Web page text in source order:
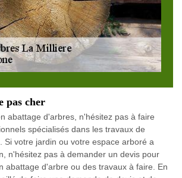
pas cher
abattage d'arbres, n'hésitez pas à faire
spécialisés dans les travaux de
Si votre jardin ou votre espace arboré a
n'hésitez pas à demander un devis pour
abattage d'arbre ou des travaux à faire. En